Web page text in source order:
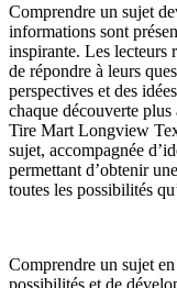
Comprendre un sujet
informations sont
inspirante. Les lecteurs
de répondre à leurs
perspectives et des
chaque découverte
Tire Mart Longview
sujet, accompagnée
permettant d’obtenir
toutes les possibilités
Comprendre un sujet
possibilités et de